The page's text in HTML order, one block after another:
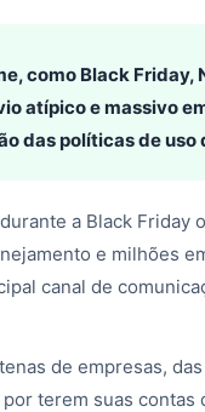
como Black Friday,
atípico e massivo
das políticas de
a Black Friday
e milhões
canal de
de empresas,
terem suas contas